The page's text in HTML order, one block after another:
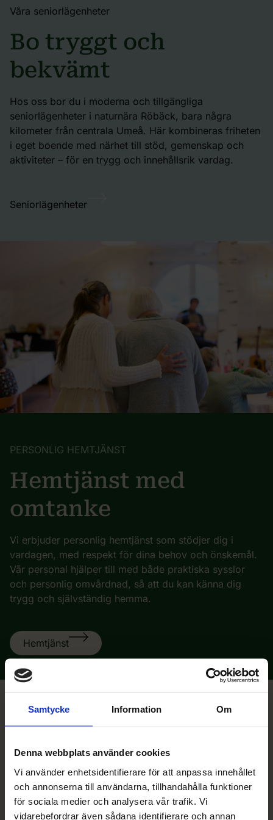
Samtycke Information Om
Denna webbplats använder cookies
Vi använder enhetsidentifierare för att anpassa innehållet
och annonserna till användarna, tillhandahålla funktioner
för sociala medier och analysera vår trafik. Vi
vidarebefordrar även sådana identifierare och annan
Våra seniorlägenheter
Bo tryggt och
bekvämt
Hos oss bor du i moderna och tillgängliga
seniorlägenheter i naturnära Röbäck, bara några
kilometer från centrala Umeå. Här kombineras friheten
i eget boende med närhet till stöd, gemenskap och
aktiviteter – för en trygg och innehållsrik vardag.
Seniorlägenheter
PERSONLIG HEMTJÄNST
Hemtjänst med
omtanke
Vi erbjuder personlig hemtjänst som stödjer dig i
vardagen, med respekt för dina behov och önskemål.
Vår personal hjälper till med både praktiska sysslor
och personlig omvårdnad, så att du kan känna dig
trygg och självständig hemma.
Hemtjänst
Om oss på Bäckbacka
Med omtanke sedan
1994
Sedan 1994 erbjuder Bäckbacka seniorboende, särskilt